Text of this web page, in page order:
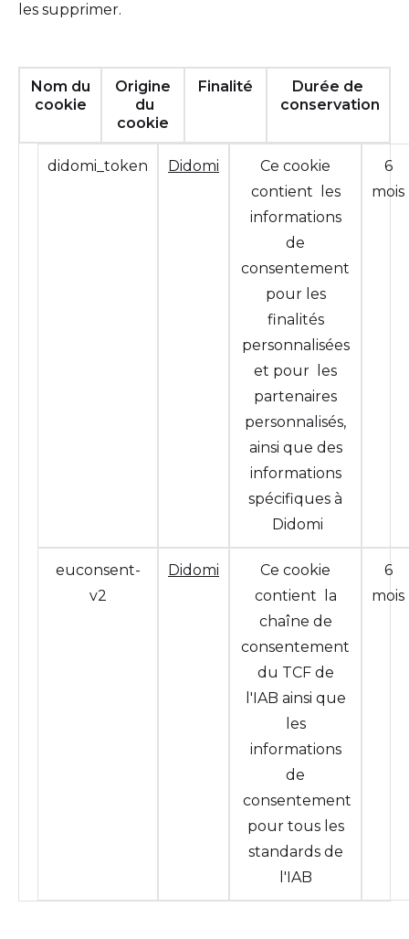
les supprimer.
Nom du
cookie
Origine
du
cookie
Finalité
Durée de
conservation
didomi_token Didomi
Ce cookie
contient les
informations
de
consentement
pour les
finalités
personnalisées
et pour les
partenaires
personnalisés,
ainsi que des
informations
spécifiques à
Didomi
6
mois
euconsent-
v2
Didomi
Ce cookie
contient la
chaîne de
consentement
du TCF de
l'IAB ainsi que
les
informations
de
consentement
pour tous les
standards de
l'IAB
6
mois